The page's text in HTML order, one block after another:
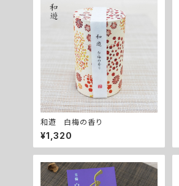
和遊 白梅の香り
¥1,320